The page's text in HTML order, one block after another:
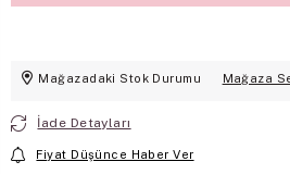
Mağazadaki Stok Durumu Mağaza
İade Detayları
Fiyat Düşünce Haber Ver